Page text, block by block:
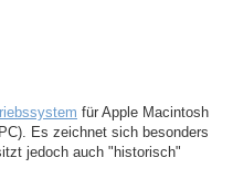
für Apple Macintosh
Es zeichnet sich besonders
jedoch auch "historisch"